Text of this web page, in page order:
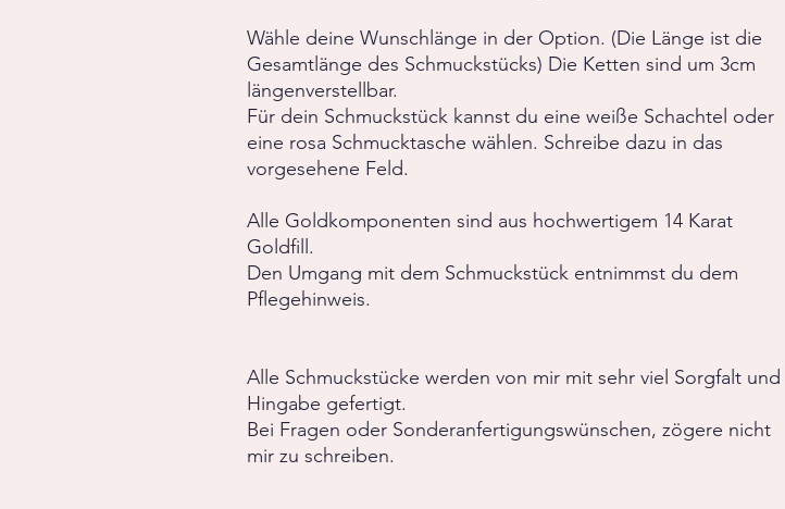
Wähle deine Wunschlänge in der Option. (Die Länge ist die
Gesamtlänge des Schmuckstücks) Die Ketten sind um 3cm
längenverstellbar.
Für dein Schmuckstück kannst du eine weiße Schachtel oder
eine rosa Schmucktasche wählen. Schreibe dazu in das
vorgesehene Feld.
Alle Goldkomponenten sind aus hochwertigem 14 Karat
Goldfill.
Den Umgang mit dem Schmuckstück entnimmst du dem
Pflegehinweis.
Alle Schmuckstücke werden von mir mit sehr viel Sorgfalt und
Hingabe gefertigt.
Bei Fragen oder Sonderanfertigungswünschen, zögere nicht
mir zu schreiben.